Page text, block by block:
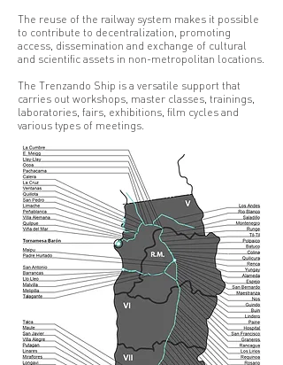
The reuse of the railway system makes it possible
to contribute to decentralization, promoting
access, dissemination and exchange of cultural
and scientific assets in non-metropolitan locations.
The Trenzando Ship is a versatile support that
carries out workshops, master classes, trainings,
laboratories, fairs, exhibitions, film cycles and
various types of meetings.